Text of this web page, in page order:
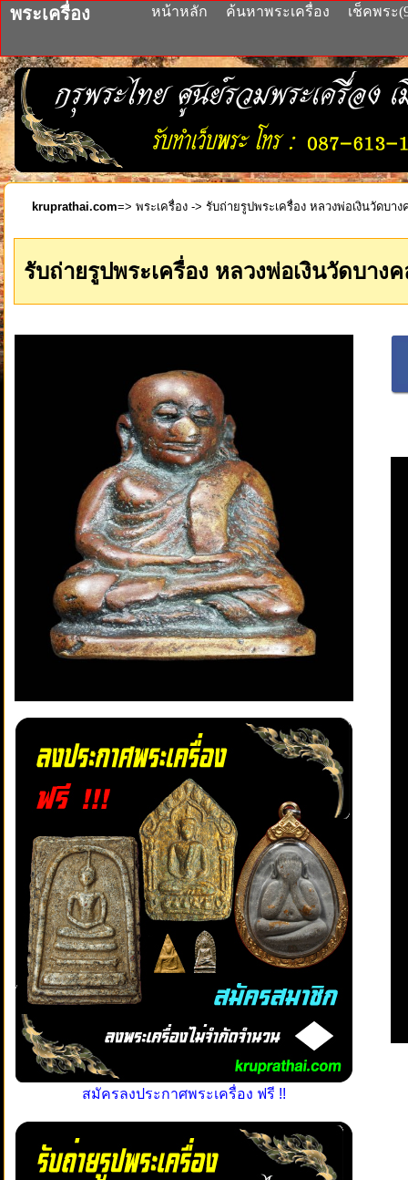
พระเครื่อง หน้าหลัก ค้นหาพระเครื่อง เช็คพระ
kruprathai.com=> พระเครื่อง -> รับถ่ายรูปพระเครื่อง หลวงพ่อเงินวัดบา
รับถ่ายรูปพระเครื่อง หลวงพ่อเงินวัดบาง
สมัครลงประกาศพระเครื่อง ฟรี !!